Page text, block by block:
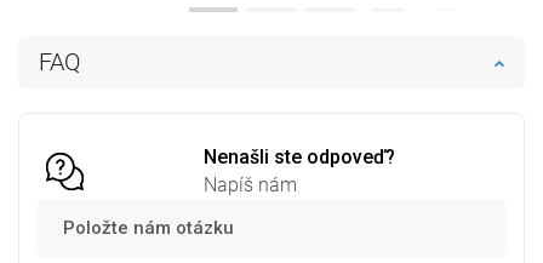
FAQ
Nenašli ste odpoveď?
Napíš nám
Položte nám otázku